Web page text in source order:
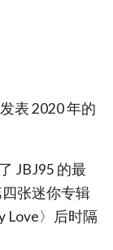
表 2020 年的
JBJ95 的最
张迷你专辑
Love〉后时隔